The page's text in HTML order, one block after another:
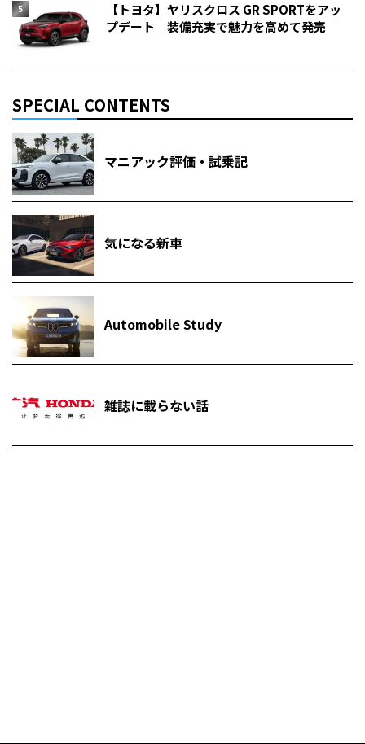
【トヨタ】ヤリスクロス GR SPORTをアッ
プデート 装備充実で魅力を高めて発売
SPECIAL CONTENTS
マニアック評価・試乗記
気になる新車
Automobile Study
雑誌に載らない話